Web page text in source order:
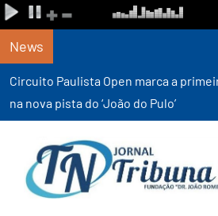
News
Circuito Paulista Open marca a
na nova pista do ‘João do Pulo’